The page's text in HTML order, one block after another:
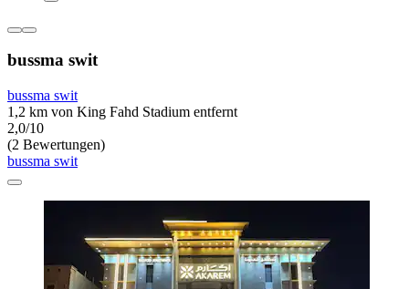
bussma swit
bussma swit
1,2 km von King Fahd Stadium entfernt
2,0/10
(2 Bewertungen)
bussma swit